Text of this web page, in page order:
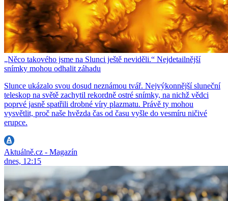
„Něco takového jsme na Slunci ještě neviděli.“ Nejdetailnější
snímky mohou odhalit záhadu
Slunce ukázalo svou dosud neznámou tvář. Nejvýkonnější sluneční
teleskop na světě zachytil rekordně ostré snímky, na nichž vědci
poprvé jasně spatřili drobné víry plazmatu. Právě ty mohou
vysvětlit, proč naše hvězda čas od času vyšle do vesmíru ničivé
erupce.
Aktuálně.cz - Magazín
dnes, 12:15